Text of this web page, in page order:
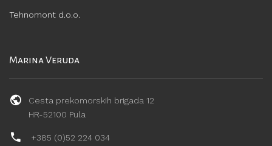
Tehnomont d.o.o.
Marina Veruda
Cesta prekomorskih brigada 12
HR-52100 Pula
+385 (0)52 224 034